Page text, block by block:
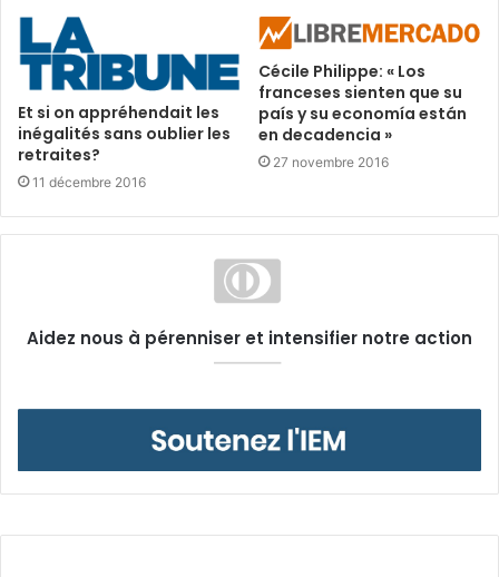
Et si on appréhendait les
inégalités sans oublier les
retraites?
11 décembre 2016
Cécile Philippe: « Los
franceses sienten que su
país y su economía están
en decadencia »
27 novembre 2016
Aidez nous à pérenniser et intensifier notre action